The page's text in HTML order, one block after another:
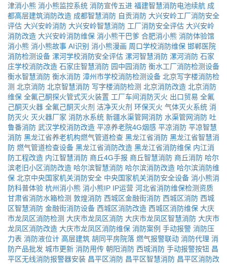
津消小熊 消小熊监控系统 消防宣传五进 福建智慧消防电池续航 成
都高层建筑消防改造 成都智慧消防 自贡消防 大兴安岭工厂消防安全
评估 大兴安岭消防 大兴安岭智慧消防 工厂消防安全评估 大兴安岭
消防改造 大兴安岭消防维保 消小熊干巴爹 合肥消小熊 消防体验馆
消小熊 消小熊故事 AI识别 消小熊漫画 周口学校消防维保 邯郸医院
消防检测设备 漯河学校消防安全评估 漯河智慧消防 漯河消防 石家
庄学校消防改造 石家庄智慧消防 园中园消防 衡水工厂消防检测设备
衡水智慧消防 衡水消防 漳州市学校消防检测设备 北京写字楼消防检
测 北京消防 北京智慧消防 写字楼消防检测 北京消防改造 北京消防
维保 全氟己酮探火管式灭火装置 工厂车间消防灭火 出口贸易 全氟
己酮灭火器 全氟己酮灭火剂 洁净灭火剂 环保灭火 气体灭火系统 消
防灭火 灭火器厂家 消防水系统 新疆水渠管网消防 水渠管网消防 吐
鲁番消防 武汉学校消防改造 平凉养老院4G烟感 平凉消防 平凉智慧
消防 黑龙江省养老机构燃气管道检查 黑龙江省消防 黑龙江省智慧消
防 燃气管道检查设备 黑龙江省消防改造 黑龙江省消防维保 内江消
防工程改造 内江智慧消防 商丘4G手报 商丘智慧消防 商丘消防 哈尔
滨老旧小区消防改造 哈尔滨智慧消防 哈尔滨消防改造 哈尔滨消防维
保 北京中央国家机关消防安全 中央国家机关消防安全设备 消小熊消
防科普体验 杭州消小熊 消小熊IP IP运营 河北省消防维保检测资质
甘肃省消防水箱检测 敦煌消防 西城区金融街消防 西城区消防 西城
区智慧消防 金融街消防设备 西城区消防改造 西城区消防维保 大庆
市龙凤区消防检测 大庆市龙凤区消防 大庆市龙凤区智慧消防 大庆市
龙凤区消防改造 大庆市龙凤区消防维保 消防案例 手动报警 消防压
力表 消防液位计 高层建筑 胡同平房院落 燃气报警联动 消防代理 消
防产品批发 城市更新 消防用传 朝阳消防 西城消防 手动报警按钮 昌
平区无线消防报警器安装 昌平区消防 昌平区智慧消防 昌平区消防改